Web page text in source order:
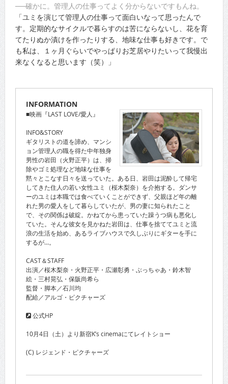
──確かに。管理人の仕事ってよく分からないですもんね。
「ユミを演じて管理人の仕事って面白いなって思ったんで
す。定期的なサイクルで暮らすのは苦にならないし、花を育
てたりぬか漬けを作ったりする、地味な仕事も好きです。で
も私は、１ヶ月ぐらいでやっぱりお芝居やりたいって我慢出
来なくなると思います（笑）」
INFORMATION
■映画『LAST LOVE/愛人』
INFO&STORY
ギタリストの道を諦め、マンシ
ョン管理人の職を得た中年独身
男性の岩田（火野正平）は、掃
除やゴミ処理など地味な仕事を
黙々とこなす日々を送っていた。ある日、岩田は泥酔して帰宅
してきた住人の若い女性ユミ（桜木梨奈）を介抱する。ダンサ
ーのユミは本職では食べていくことができず、父親ほど年の離
れた男の愛人をして暮らしていたが、男の妻に知られたこと
で、その関係は破綻。かねてから患っていた躁うつ病も悪化し
ていた。そんな彼女を見かねた岩田は、仕事を捨ててユミと流
浪の生活を始め、あるライブハウスで久しぶりにギターを手に
するが…。
CAST＆STAFF
出演／桜木梨奈・火野正平・広瀬彰勇・ぶっちゃあ・鈴木智
絵・三村晃弘・保阪尚希ら
監督・脚本／石川均
配給／アルゴ・ピクチャーズ
公式HP
10月4日（土）より新宿K’s cinemaにてレイトショー
(C) レジェンド・ピクチャーズ